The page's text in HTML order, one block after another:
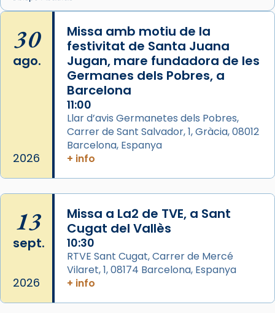
de Barcelona.
1 week ago
Aquest dilluns, 27 de juliol, ha tingut lloc la
missa d’acció de gràcies en agraïment al
comitè organitzador de la visita apostòlica
del Sant Pare Lleó XIV a Barcelona, i als
col·laboradors, a la Catedral de Barcelona.
L’arquebisbe de Barcelona, el cardenal Joan
Josep Omella, ha presidit la missa i l’ha
concelebrat el bisbe auxiliar de Barcelona,
Mons. David Abadías.
📸 Dr. G. Simón
View on Facebook · Share
Arquebisbat de Barcelona
30
ago.
2026
Missa amb motiu de la
festivitat de Santa Juana
Jugan, mare fundadora de les
Germanes dels Pobres, a
Barcelona
11:00
Llar d’avis Germanetes dels Pobres,
Carrer de Sant Salvador, 1, Gràcia, 08012
Barcelona, Espanya
+ info
13
sept.
2026
Missa a La2 de TVE, a Sant
Cugat del Vallès
10:30
RTVE Sant Cugat, Carrer de Mercé
Vilaret, 1, 08174 Barcelona, Espanya
+ info